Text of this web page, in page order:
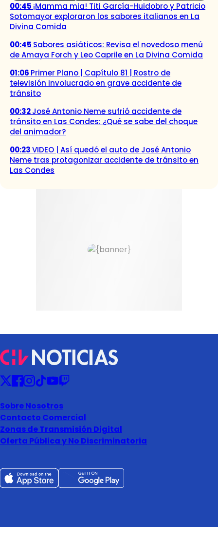
00:45 ¡Mamma mia! Titi García-Huidobro y Patricio
Sotomayor exploraron los sabores italianos en La
Divina Comida
00:45 Sabores asiáticos: Revisa el novedoso menú
de Amaya Forch y Leo Caprile en La Divina Comida
01:06 Primer Plano | Capítulo 81 | Rostro de
televisión involucrado en grave accidente de
tránsito
00:32José Antonio Neme sufrió accidente de
tránsito en Las Condes: ¿Qué se sabe del choque
del animador?
00:23VIDEO | Así quedó el auto de José Antonio
Neme tras protagonizar accidente de tránsito en
Las Condes
Sobre Nosotros
Contacto Comercial
Zonas de Transmisión Digital
Oferta Pública y No Discriminatoria